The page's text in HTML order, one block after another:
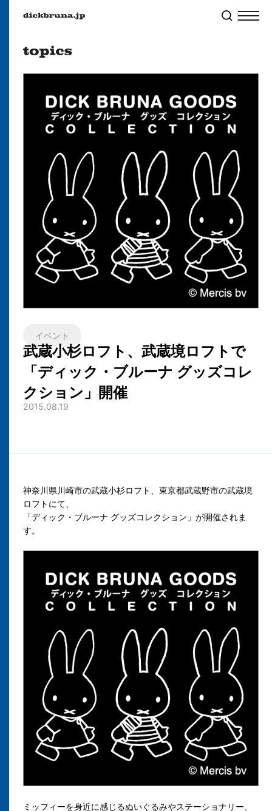
イベント
武蔵小杉ロフト、武蔵境ロフトで
「ディック・ブルーナ グッズコレ
クション」開催
2015.08.19
神奈川県川崎市の武蔵小杉ロフト、東京都武蔵野市の武蔵境
ロフトにて、
「ディック・ブルーナ グッズコレクション」が開催されま
す。
ミッフィーを身近に感じるぬいぐるみやステーショナリー、